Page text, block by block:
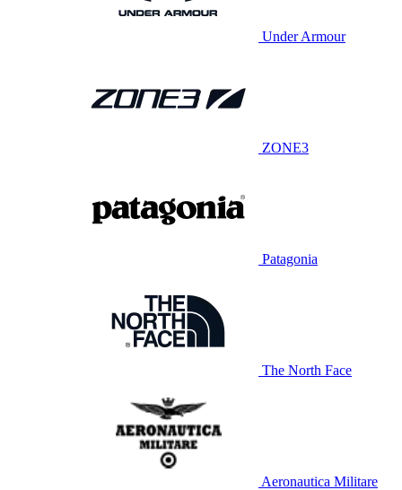
Under Armour
ZONE3
Patagonia
The North Face
Aeronautica Militare